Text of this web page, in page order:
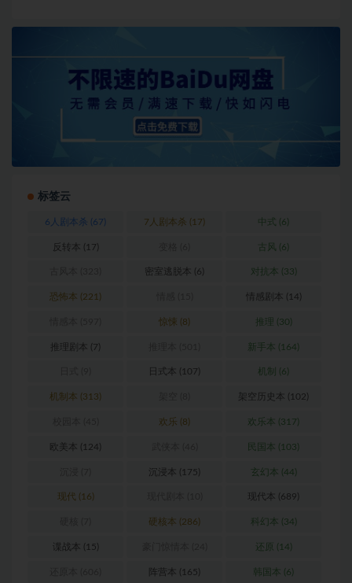
标签云
6人剧本杀 (67) 7人剧本杀 (17) 中式 (6)
反转本 (17) 古风 (6)
密室逃脱本 (6) 对抗本 (33)
恐怖本 (221) 情感剧本 (14)
惊悚 (8) 推理 (30)
推理剧本 (7) 新手本 (164)
日式本 (107) 机制 (6)
机制本 (313) 架空历史本 (102)
欢乐 (8) 欢乐本 (317)
欧美本 (124) 民国本 (103)
沉浸本 (175) 玄幻本 (44)
现代 (16) 现代本 (689)
硬核本 (286) 科幻本 (34)
谍战本 (15) 还原 (14)
阵营本 (165) 韩国本 (6)